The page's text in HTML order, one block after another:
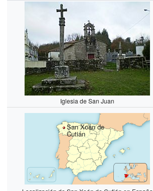
Iglesia de San Juan
San Xoán de
Cutián